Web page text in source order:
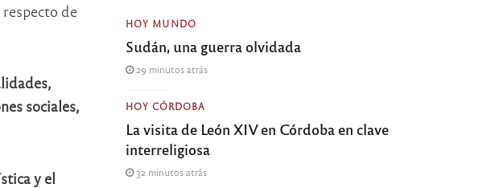
de
sociales,
y el
HOY MUNDO
Sudán, una guerra olvidada
29 minutos atrás
HOY CÓRDOBA
La visita de León XIV en Córdoba en clave
interreligiosa
32 minutos atrás